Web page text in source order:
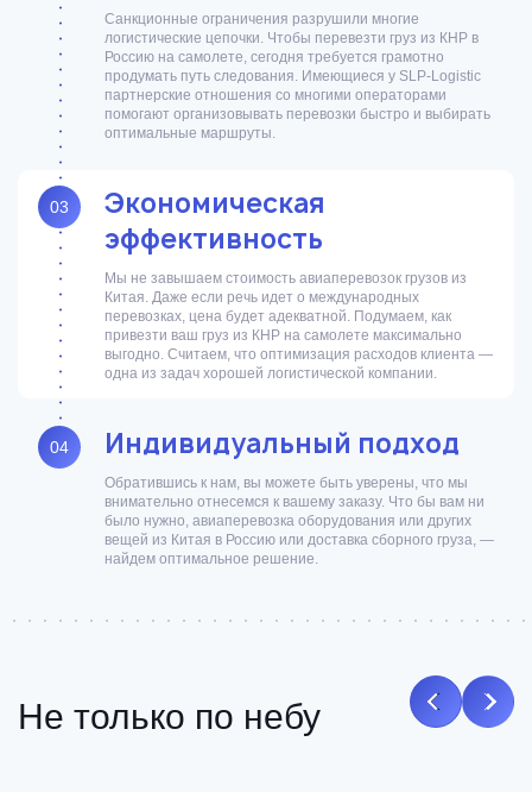
Санкционные ограничения разрушили многие
логистические цепочки. Чтобы перевезти груз из КНР в
Россию на самолете, сегодня требуется грамотно
продумать путь следования. Имеющиеся у SLP-Logistic
партнерские отношения со многими операторами
помогают организовывать перевозки быстро и выбирать
оптимальные маршруты.
Экономическая
эффективность
03
Мы не завышаем стоимость авиаперевозок грузов из
Китая. Даже если речь идет о международных
перевозках, цена будет адекватной. Подумаем, как
привезти ваш груз из КНР на самолете максимально
выгодно. Считаем, что оптимизация расходов клиента —
одна из задач хорошей логистической компании.
Индивидуальный подход
04
Обратившись к нам, вы можете быть уверены, что мы
внимательно отнесемся к вашему заказу. Что бы вам ни
было нужно, авиаперевозка оборудования или других
вещей из Китая в Россию или доставка сборного груза, —
найдем оптимальное решение.
Не только по небу